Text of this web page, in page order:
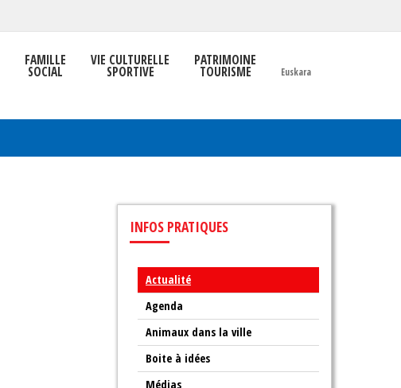
FAMILLE
SOCIAL
VIE CULTURELLE
SPORTIVE
PATRIMOINE
TOURISME Euskara
INFOS PRATIQUES
Actualité
Agenda
Animaux dans la ville
Boite à idées
Médias